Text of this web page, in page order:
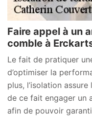
Faire appel à un
comble à
Le fait de pratiquer
d’optimiser la
plus, l’isolation
de ce fait engager un
afin de pouvoir